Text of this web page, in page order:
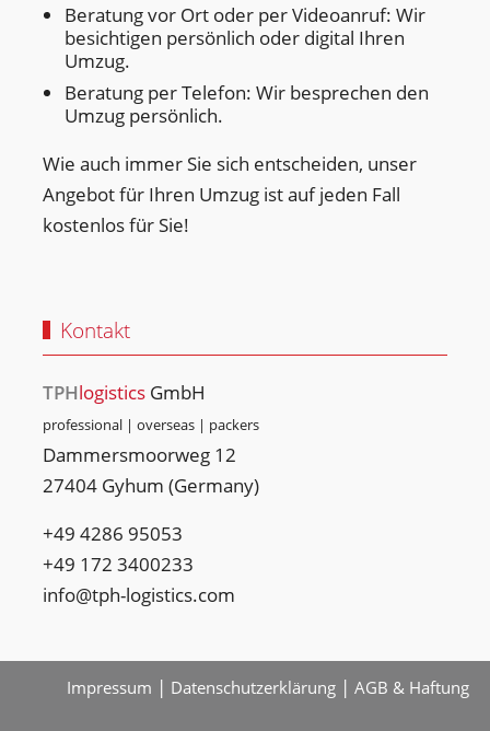
Beratung vor Ort oder per Videoanruf: Wir
besichtigen persönlich oder digital Ihren
Umzug.
Beratung per Telefon: Wir besprechen den
Umzug persönlich.
Wie auch immer Sie sich entscheiden, unser
Angebot für Ihren Umzug ist auf jeden Fall
kostenlos für Sie!
Kontakt
TPHlogistics GmbH
professional | overseas | packers
Dammersmoorweg 12
27404 Gyhum (Germany)
+49 4286 95053
+49 ‭172 3400233‬
info@tph-logistics.com
Impressum | Datenschutzerklärung| AGB & Haftung